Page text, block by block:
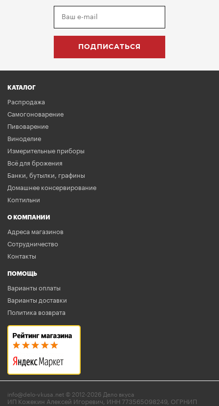
КАТАЛОГ
Распродажа
Самогоноварение
Пивоварение
Виноделие
Измерительные приборы
Всё для брожения
Банки, бутылки, графины
Домашнее консервирование
Коптильни
О КОМПАНИИ
Адреса магазинов
Сотрудничество
Контакты
ПОМОЩЬ
Варианты оплаты
Варианты доставки
Политика возврата
info@delo-vkusa.net © 2012-2026 Дело вкуса
ИП Кожекин Алексей Игоревич, ИНН 773565098249, ОГРНИП